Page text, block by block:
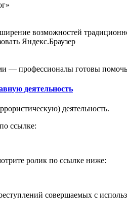
возможностей
Яндекс.Браузер
— профессионалы готовы
деятельность
деятельность.
ссылке:
ролик по ссылке ниже:
совершаемых с